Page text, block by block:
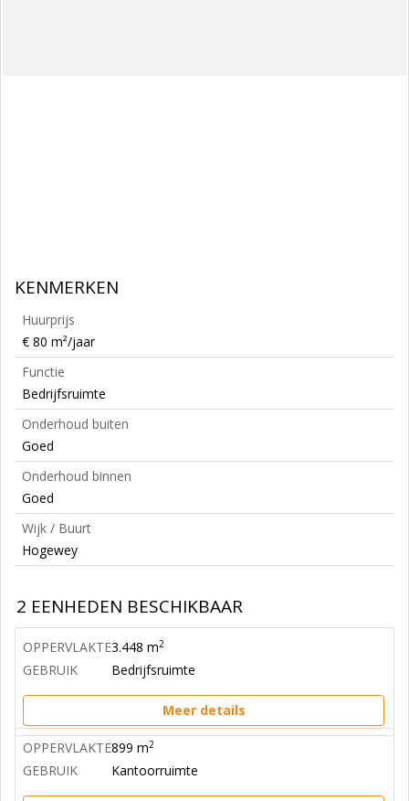
KENMERKEN
Huurprijs
€ 80 m²/jaar
Functie
Bedrijfsruimte
Onderhoud buiten
Goed
Onderhoud binnen
Goed
Wijk / Buurt
Hogewey
2 EENHEDEN BESCHIKBAAR
OPPERVLAKTE3.448 m2
GEBRUIK Bedrijfsruimte
Meer details
OPPERVLAKTE899 m2
GEBRUIK Kantoorruimte